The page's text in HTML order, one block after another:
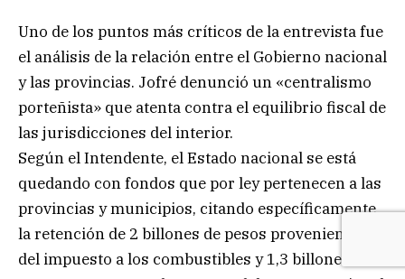
Uno de los puntos más críticos de la entrevista fue
el análisis de la relación entre el Gobierno nacional
y las provincias. Jofré denunció un «centralismo
porteñista» que atenta contra el equilibrio fiscal de
las jurisdicciones del interior.
Según el Intendente, el Estado nacional se está
quedando con fondos que por ley pertenecen a las
provincias y municipios, citando específicamente
la retención de 2 billones de pesos provenientes
del impuesto a los combustibles y 1,3 billones de